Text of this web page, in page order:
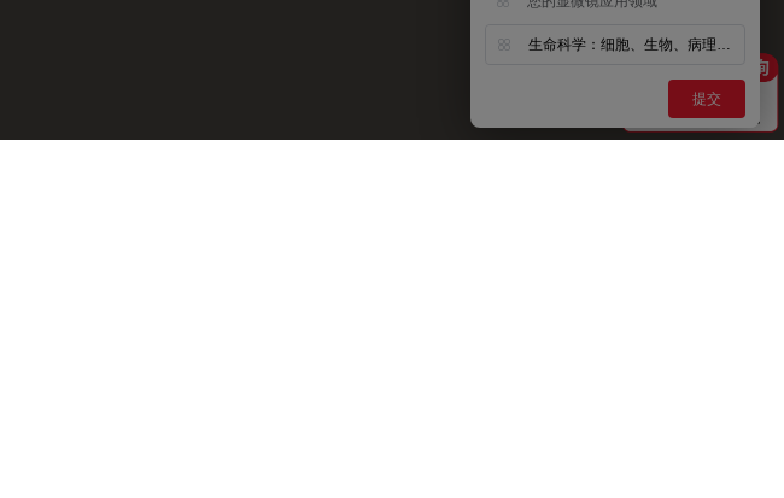
生命科学：细胞、生物、病理、神经等
提交